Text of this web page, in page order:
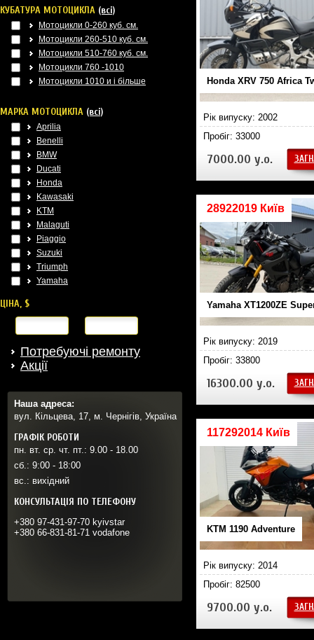
Honda XRV 750 Africa
Рік випуску: 2002
Пробіг: 33000
7000.00 у.о.
28922019 Київ
Yamaha XT1200ZE
Рік випуску: 2019
Пробіг: 33800
16300.00 у.о.
117292014 Київ
KTM 1190 Adventure
Рік випуску: 2014
Пробіг: 82500
9700.00 у.о.
КУБАТУРА МОТОЦИКЛА (всі)
Мотоцикли 0-260 куб. см.
Мотоцикли 260-510 куб. см.
Мотоцикли 510-760 куб. см.
Мотоцикли 760 -1010
Мотоцикли 1010 и і більше
МАРКА МОТОЦИКЛА (всі)
Aprilia
Benelli
BMW
Ducati
Honda
Kawasaki
KTM
Malaguti
Piaggio
Suzuki
Triumph
Yamaha
ЦІНА, $
Потребуючі ремонту
Акції
Наша адреса:
вул. Кільцева, 17, м. Чернігів, Україна
ГРАФІК РОБОТИ
пн. вт. ср. чт. пт.: 9.00 - 18.00
сб.: 9:00 - 18:00
вс.: вихідний
КОНСУЛЬТАЦІЯ ПО ТЕЛЕФОНУ
+380 97-431-97-70 kyivstar
+380 66-831-81-71 vodafone